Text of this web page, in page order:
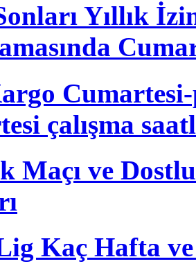
27)
Yıllık
Cumartesi-
çalışma
Maçı ve
Kaç Hafta